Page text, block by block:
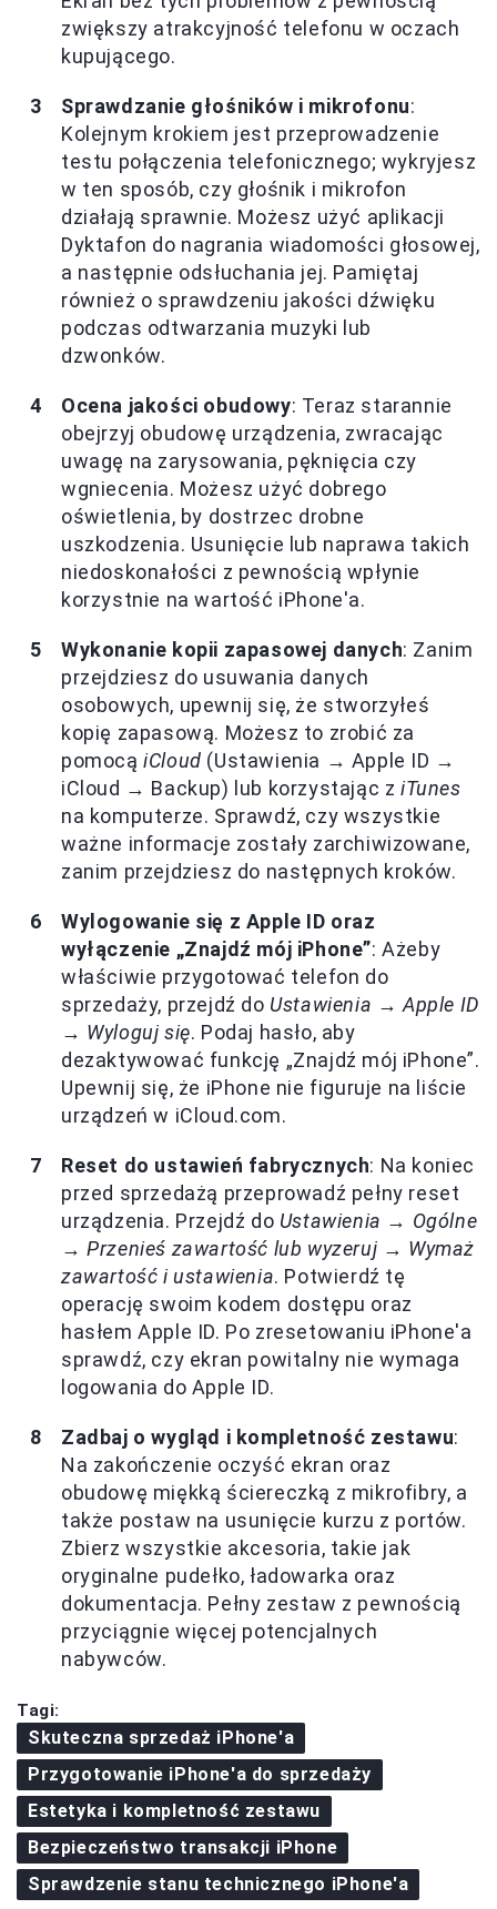
zwiększy atrakcyjność telefonu w oczach
kupującego.
Sprawdzanie głośników i mikrofonu:
Kolejnym krokiem jest przeprowadzenie
testu połączenia telefonicznego; wykryjesz
w ten sposób, czy głośnik i mikrofon
działają sprawnie. Możesz użyć aplikacji
Dyktafon do nagrania wiadomości głosowej,
a następnie odsłuchania jej. Pamiętaj
również o sprawdzeniu jakości dźwięku
podczas odtwarzania muzyki lub
dzwonków.
Ocena jakości obudowy: Teraz starannie
obejrzyj obudowę urządzenia, zwracając
uwagę na zarysowania, pęknięcia czy
wgniecenia. Możesz użyć dobrego
oświetlenia, by dostrzec drobne
uszkodzenia. Usunięcie lub naprawa takich
niedoskonałości z pewnością wpłynie
korzystnie na wartość iPhone'a.
Wykonanie kopii zapasowej danych: Zanim
przejdziesz do usuwania danych
osobowych, upewnij się, że stworzyłeś
kopię zapasową. Możesz to zrobić za
pomocąiCloud (Ustawienia → Apple ID →
iCloud → Backup) lub korzystając z iTunes
na komputerze. Sprawdź, czy wszystkie
ważne informacje zostały zarchiwizowane,
zanim przejdziesz do następnych kroków.
Wylogowanie się z Apple ID oraz
wyłączenie „Znajdź mój iPhone”: Ażeby
właściwie przygotować telefon do
sprzedaży, przejdź do Ustawienia → Apple ID
→ Wyloguj się. Podaj hasło, aby
dezaktywować funkcję „Znajdź mój iPhone”.
Upewnij się, że iPhone nie figuruje na liście
urządzeń w iCloud.com.
Reset do ustawień fabrycznych: Na koniec
przed sprzedażą przeprowadź pełny reset
urządzenia. Przejdź do Ustawienia → Ogólne
→ Przenieś zawartość lub wyzeruj → Wymaż
zawartość i ustawienia. Potwierdź tę
operację swoim kodem dostępu oraz
hasłem Apple ID. Po zresetowaniu iPhone'a
sprawdź, czy ekran powitalny nie wymaga
logowania do Apple ID.
Zadbaj o wygląd i kompletność zestawu:
Na zakończenie oczyść ekran oraz
obudowę miękką ściereczką z mikrofibry, a
także postaw na usunięcie kurzu z portów.
Zbierz wszystkie akcesoria, takie jak
oryginalne pudełko, ładowarka oraz
dokumentacja. Pełny zestaw z pewnością
przyciągnie więcej potencjalnych
nabywców.
Tagi:
Skuteczna sprzedaż iPhone'a
Przygotowanie iPhone'a do sprzedaży
Estetyka i kompletność zestawu
Bezpieczeństwo transakcji iPhone
Sprawdzenie stanu technicznego iPhone'a